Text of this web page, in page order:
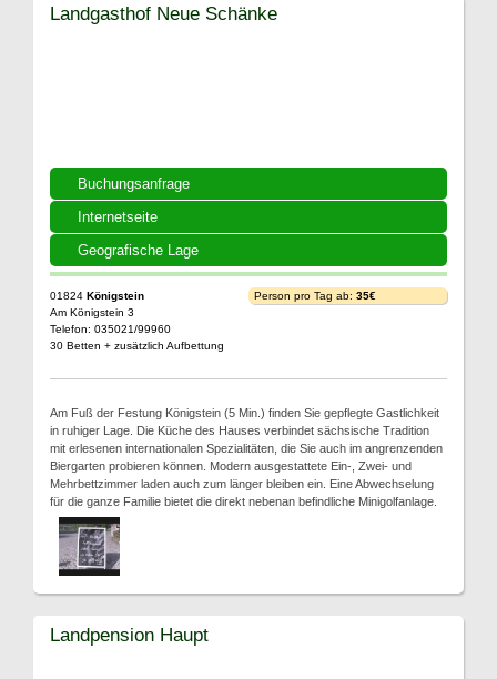
Buchungsanfrage
Internetseite
Geografische Lage
Landgasthof Neue Schänke
01824 Königstein
Am Königstein 3
Telefon: 035021/99960
30 Betten + zusätzlich Aufbettung
Person pro Tag ab: 35€
Am Fuß der Festung Königstein (5 Min.) finden Sie gepflegte Gastlichkeit
in ruhiger Lage. Die Küche des Hauses verbindet sächsische Tradition
mit erlesenen internationalen Spezialitäten, die Sie auch im angrenzenden
Biergarten probieren können. Modern ausgestattete Ein-, Zwei- und
Mehrbettzimmer laden auch zum länger bleiben ein. Eine Abwechselung
für die ganze Familie bietet die direkt nebenan befindliche Minigolfanlage.
Landpension Haupt